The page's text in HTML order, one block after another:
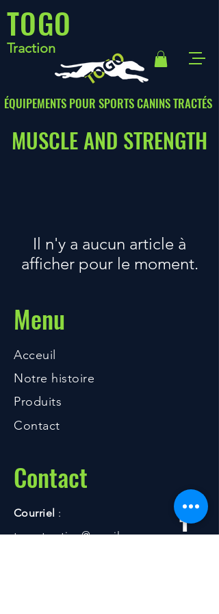
TOGO
Traction
ÉQUIPEMENTS POUR SPORTS CANINS TRACTÉS
MUSCLE AND STRENGTH
Il n'y a aucun article à
afficher pour le moment.
Menu
Acceuil
Notre histoire
Produits
Contact
Contact
Courriel :
togo.traction@gmail.com